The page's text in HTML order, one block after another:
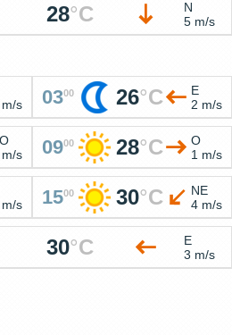
28°C
N
5 m/s
m/s
0300 26°C
E
2 m/s
s
0900 28°C
O
1 m/s
s
1500 30°C
NE
4 m/s
30°C
E
3 m/s